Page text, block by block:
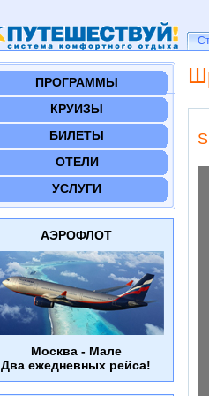
ПРОГРАММЫ
КРУИЗЫ
БИЛЕТЫ
ОТЕЛИ
УСЛУГИ
АЭРОФЛОТ
Москва - Мале
Два ежедневных рейса!